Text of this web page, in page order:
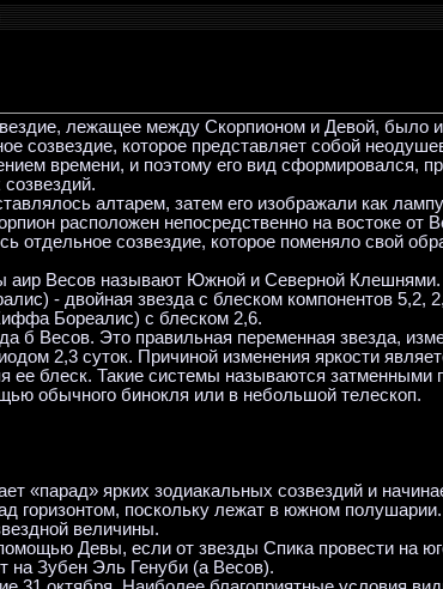
лежащее между Скорпионом и Девой, было
созвездие, которое представляет собой
времени, и поэтому его вид сформировался,
алтарем, затем его изображали как
расположен непосредственно на востоке
отдельное созвездие, которое поменяло свой
аир Весов называют Южной и Северной Клешнями.
- двойная звезда с блеском компонентов
Бореалис) с блеском 2,6.
б Весов. Это правильная переменная звезда,
2,3 суток. Причиной изменения яркости
ее блеск. Такие системы называются
обычного бинокля или в небольшой телескоп.
«парад» ярких зодиакальных созвездий и
горизонтом, поскольку лежат в южном
величины.
Девы, если от звезды Спика провести на
на Зубен Эль Генуби (а Весов).